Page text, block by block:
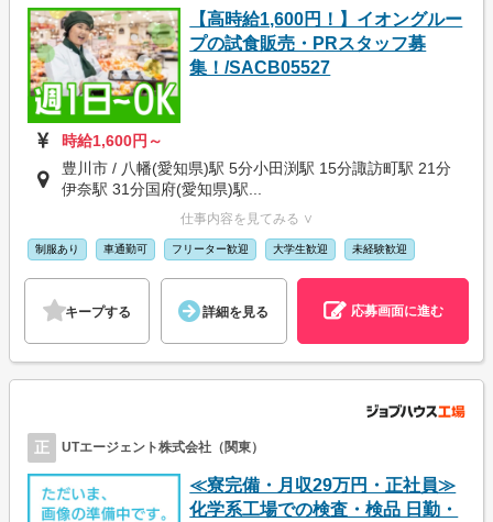
【高時給1,600円！】イオングルー
プの試食販売・PRスタッフ募
集！/SACB05527
時給1,600円～
豊川市 / 八幡(愛知県)駅 5分小田渕駅 15分諏訪町駅 21分
伊奈駅 31分国府(愛知県)駅...
仕事内容を見てみる ∨
制服あり 車通勤可 フリーター歓迎 大学生歓迎 未経験歓迎
キープする 詳細を見る 応募画面に進む
正 UTエージェント株式会社（関東）
≪寮完備・月収29万円・正社員≫
化学系工場での検査・検品 日勤・